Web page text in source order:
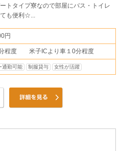
トタイプ寮なので部屋にバス・トイレ
も便利☆...
円
程度 米子ICより車１0分程度
通勤可能 制服貸与 女性が活躍